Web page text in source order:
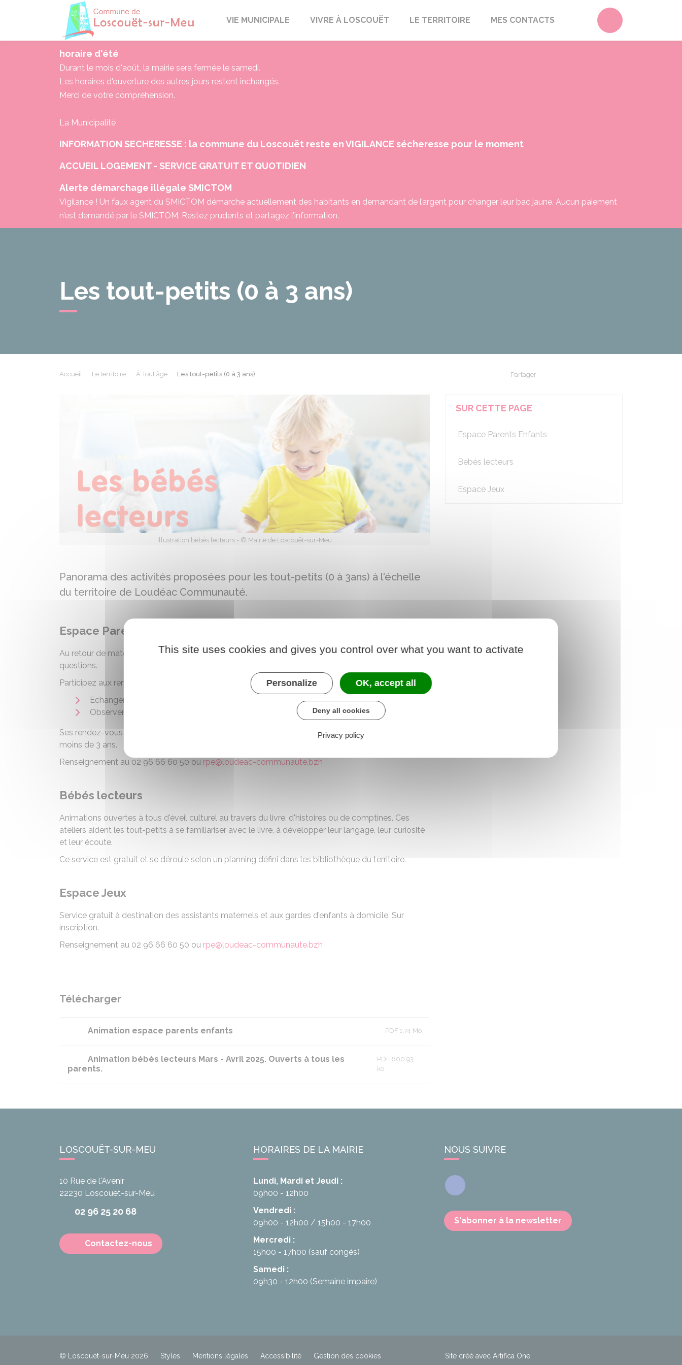
Loscouët-sur-Meu
VIE MUNICIPALE VIVRE À LOSCOUËT LE TERRITOIRE MES CONTACTS Accéder au
horaire d'été
Durant le mois d'août, la mairie sera fermée le samedi.
Les horaires d'ouverture des autres jours restent inchangés.
Merci de votre compréhension.
La Municipalité
INFORMATION SECHERESSE : la commune du Loscouët reste en VIGILANCE sécheresse pour le moment
ACCUEIL LOGEMENT - SERVICE GRATUIT ET QUOTIDIEN
Alerte démarchage illégale SMICTOM
Vigilance ! Un faux agent du SMICTOM démarche actuellement des habitants en demandant de l’argent pour changer leur bac jaune. Aucun paiement
n’est demandé par le SMICTOM. Restez prudents et partagez l’information.
Les tout-petits (0 à 3 ans)
Accueil Le territoire À Tout âge Les tout-petits (0 à 3 ans) Partager
Illustration bébés lecteurs - © Mairie de Loscouët-sur-Meu
Panorama des activités proposées pour les tout-petits (0 à 3ans) à l'échelle
du territoire de Loudéac Communauté.
Espace Parents Enfants
Au retour de maternité, mais aussi lorsque l'enfant grandit, les parents se posent de multiples
questions.
Participez aux rendez-vous “Espace Parents-Enfants” pour :
Echanger et partager votre expérience avec d'autres parents
Observer votre enfant s'amuser avec d'autres enfants de son âge.
Ses rendez-vous sont gratuits et ouverts aux parents du territoire accompagnés de leur enfants de
moins de 3 ans.
Renseignement au 02 96 66 60 50 ou rpe@loudeac-communaute.bzh
Bébés lecteurs
Animations ouvertes à tous d'éveil culturel au travers du livre, d'histoires ou de comptines. Ces
ateliers aident les tout-petits à se familiariser avec le livre, à développer leur langage, leur curiosité
et leur écoute.
Ce service est gratuit et se déroule selon un planning défini dans les bibliothèque du territoire.
Espace Jeux
Service gratuit à destination des assistants maternels et aux gardes d'enfants à domicile. Sur
inscription.
Renseignement au 02 96 66 60 50 ou rpe@loudeac-communaute.bzh
Télécharger
Animation espace parents enfants PDF 1.74 Mo
Animation bébés lecteurs Mars - Avril 2025. Ouverts à tous les
parents.
PDF 600.93
ko
SUR CETTE PAGE
Espace Parents Enfants
Bébés lecteurs
Espace Jeux
LOSCOUËT-SUR-MEU
10 Rue de l'Avenir
22230 Loscouët-sur-Meu
02 96 25 20 68
Contactez-nous
HORAIRES DE LA MAIRIE
Lundi, Mardi et Jeudi :
09h00 - 12h00
Vendredi :
09h00 - 12h00
15h00 - 17h00
Mercredi :
15h00 - 17h00 (sauf congés)
Samedi :
09h30 - 12h00 (Semaine impaire)
NOUS SUIVRE
Facebook
S'abonner à la newsletter
© Loscouët-sur-Meu 2026 Styles Mentions légales Accessibilité Gestion des cookies Site créé avec Artifica One
This site uses cookies and gives you control over what you want to activate
Personalize OK, accept all
Deny all cookies
Privacy policy